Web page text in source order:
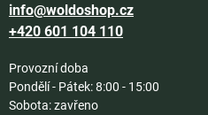
info@woldoshop.cz
+420 601 104 110
Provozní doba
Pondělí - Pátek: 8:00 - 15:00
Sobota: zavřeno